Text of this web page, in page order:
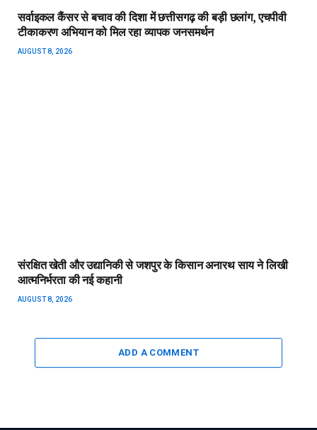
सर्वाइकल कैंसर से बचाव की दिशा में छत्तीसगढ़ की बड़ी छलांग, एचपीवी
टीकाकरण अभियान को मिल रहा व्यापक जनसमर्थन
AUGUST 8, 2026
संरक्षित खेती और उद्यानिकी से जशपुर के किसान अनारथ साय ने लिखी
आत्मनिर्भरता की नई कहानी
AUGUST 8, 2026
ADD A COMMENT